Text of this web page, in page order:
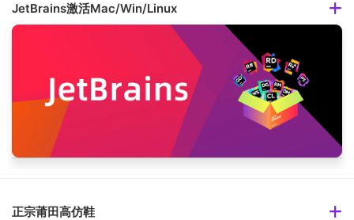
JetBrains激活Mac/Win/Linux
正宗莆田高仿鞋